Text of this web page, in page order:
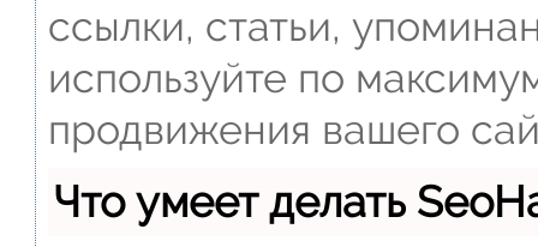
ссылки, статьи,
используйте по
продвижения вашего
Что умеет делать